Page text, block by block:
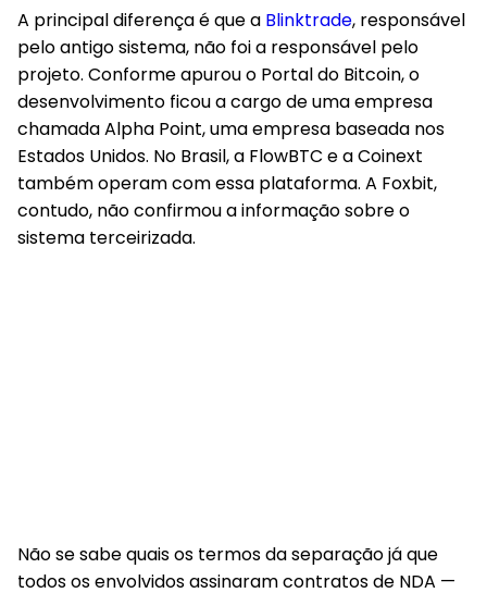
A principal diferença é que a Blinktrade, responsável
pelo antigo sistema, não foi a responsável pelo
projeto. Conforme apurou o Portal do Bitcoin, o
desenvolvimento ficou a cargo de uma empresa
chamada Alpha Point, uma empresa baseada nos
Estados Unidos. No Brasil, a FlowBTC e a Coinext
também operam com essa plataforma. A Foxbit,
contudo, não confirmou a informação sobre o
sistema terceirizada.
Não se sabe quais os termos da separação já que
todos os envolvidos assinaram contratos de NDA —